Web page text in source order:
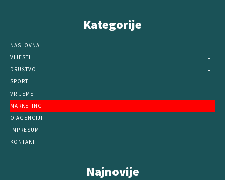
Kategorije
NASLOVNA
VIJESTI
DRUŠTVO
SPORT
VRIJEME
MARKETING
O AGENCIJI
IMPRESUM
KONTAKT
Najnovije